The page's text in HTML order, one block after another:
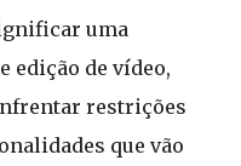
uma
edição de vídeo,
restrições
que vão